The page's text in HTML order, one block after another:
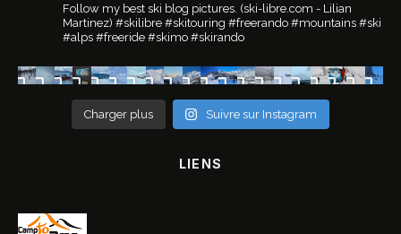
Follow my best ski blog pictures. (ski-libre.com - Lilian
Martinez) #skilibre #skitouring #freerando #mountains #ski
#alps #freeride #skimo #skirando
Charger plus Suivre sur Instagram
LIENS